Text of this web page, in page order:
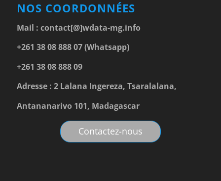
NOS COORDONNÉES
Mail : contact[@]wdata-mg.info
+261 38 08 888 07 (Whatsapp)
+261 38 08 888 09
Adresse : 2 Lalana Ingereza, Tsaralalana,
Antananarivo 101, Madagascar
Contactez-nous